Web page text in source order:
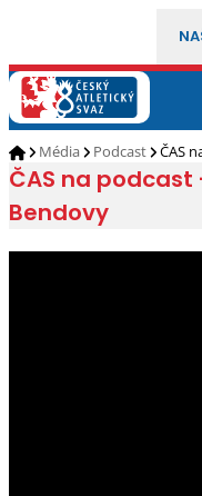
Média Podcast ČAS
ČAS na podcast
Bendovy